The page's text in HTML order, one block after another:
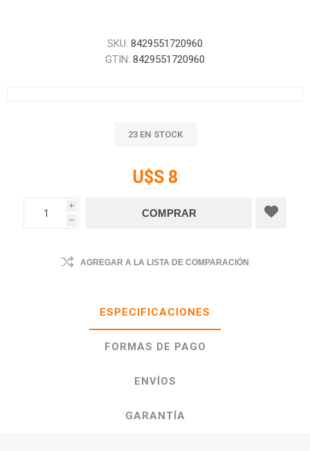
SKU: 8429551720960
GTIN: 8429551720960
23 EN STOCK
U$S 8
i
h
AGREGAR A LA LISTA DE COMPARACIÓN
ESPECIFICACIONES
FORMAS DE PAGO
ENVÍOS
GARANTÍA